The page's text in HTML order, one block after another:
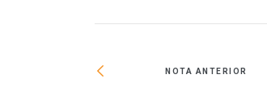
NOTA ANTERIOR